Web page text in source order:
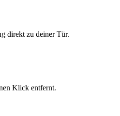
direkt zu deiner Tür.
Klick entfernt.